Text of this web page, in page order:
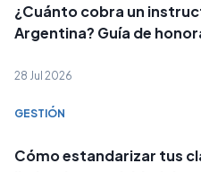
¿Cuánto cobra un
Argentina? Guía de
28 Jul 2026
GESTIÓN
Cómo estandarizar tus